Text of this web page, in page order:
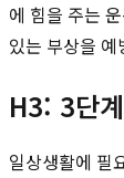
에 힘을 주는
있는 부상을
H3: 3단
일상생활에 필